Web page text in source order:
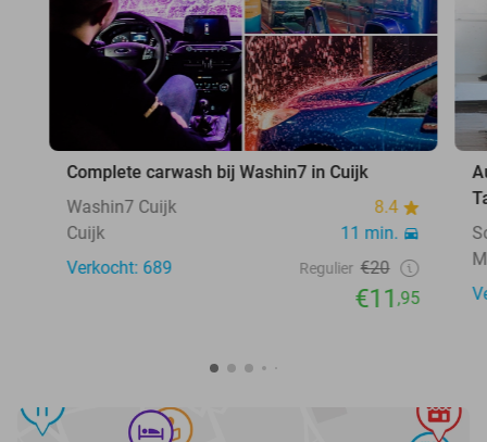
Complete carwash bij Washin7 in Cuijk
Washin7 Cuijk
8.4
Cuijk
11 min.
Verkocht: 689
Regulier €20
€11,95